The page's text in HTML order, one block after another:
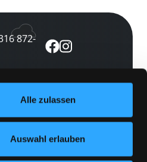
Alle zulassen
Auswahl erlauben
872-